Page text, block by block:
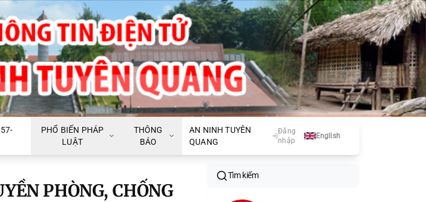
PHỔ BIẾN PHÁP
LUẬT
THÔNG
BÁO
AN NINH TUYÊN
QUANG
Đăng
nhập
English
PHÒNG, CHỐNG
Tìm kiếm